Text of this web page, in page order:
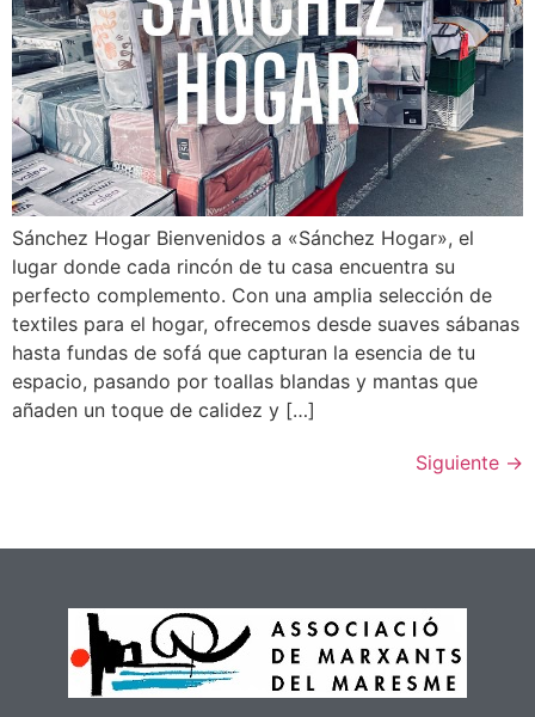
Sánchez Hogar Bienvenidos a «Sánchez Hogar», el
lugar donde cada rincón de tu casa encuentra su
perfecto complemento. Con una amplia selección de
textiles para el hogar, ofrecemos desde suaves sábanas
hasta fundas de sofá que capturan la esencia de tu
espacio, pasando por toallas blandas y mantas que
añaden un toque de calidez y […]
Siguiente →